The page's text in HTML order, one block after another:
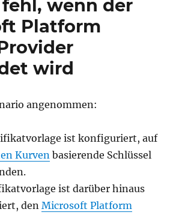
zu
wenn der
Platform
wird
angenommen:
ist konfiguriert, auf
Kurven basierende Schlüssel
ist darüber hinaus
denMicrosoft Platform